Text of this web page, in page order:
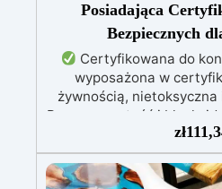
Posiadająca
Bezpiecznych
Certyfikowana do
wyposażona w
żywnością, nietoksyczna
Przezroczystość i blask:
błyszczące i
katalizie
Odporność i
zarysowania, chemikalia i
zł